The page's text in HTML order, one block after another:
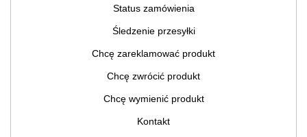
Status zamówienia
Śledzenie przesyłki
Chcę zareklamować produkt
Chcę zwrócić produkt
Chcę wymienić produkt
Kontakt